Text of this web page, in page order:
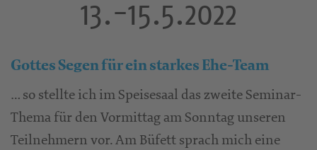
13.-15.5.2022
Gottes Segen für ein starkes Ehe-Team
… so stellte ich im Speisesaal das zweite Seminar-
Thema für den Vormittag am Sonntag unseren
Teilnehmern vor. Am Büfett sprach mich eine